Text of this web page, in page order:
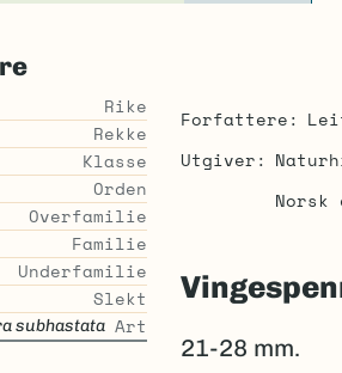
Rike
Rekke
Klasse
Orden
Overfamilie
Familie
Underfamilie
Slekt
subhastata Art
Forfattere
Utgiver
Norsk
21-28 mm.